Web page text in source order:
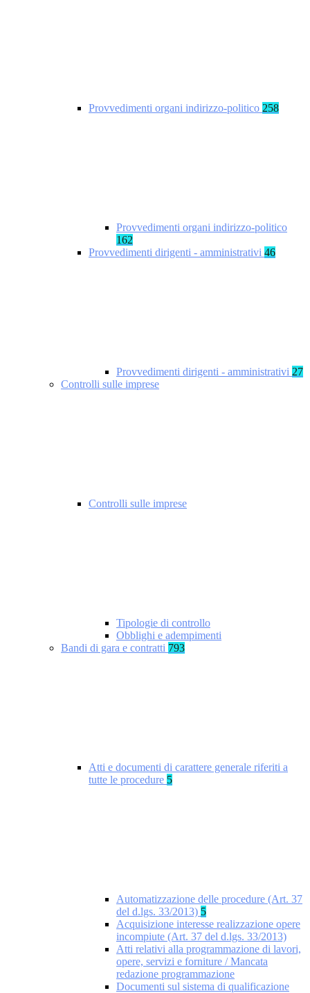
Provvedimenti organi indirizzo-politico 258
Provvedimenti organi indirizzo-politico
162
Provvedimenti dirigenti - amministrativi 46
Provvedimenti dirigenti - amministrativi 27
Controlli sulle imprese
Controlli sulle imprese
Tipologie di controllo
Obblighi e adempimenti
Bandi di gara e contratti 793
Atti e documenti di carattere generale riferiti a
tutte le procedure 5
Automatizzazione delle procedure (Art. 37
del d.lgs. 33/2013) 5
Acquisizione interesse realizzazione opere
incompiute (Art. 37 del d.lgs. 33/2013)
Atti relativi alla programmazione di lavori,
opere, servizi e forniture / Mancata
redazione programmazione
Documenti sul sistema di qualificazione